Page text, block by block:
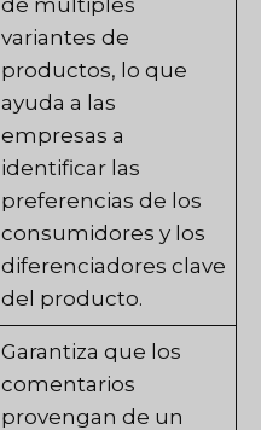
variantes de
productos, lo que
ayuda a las
empresas a
identificar las
preferencias de los
consumidores y los
diferenciadores clave
del producto.
Garantiza que los
comentarios
provengan de un